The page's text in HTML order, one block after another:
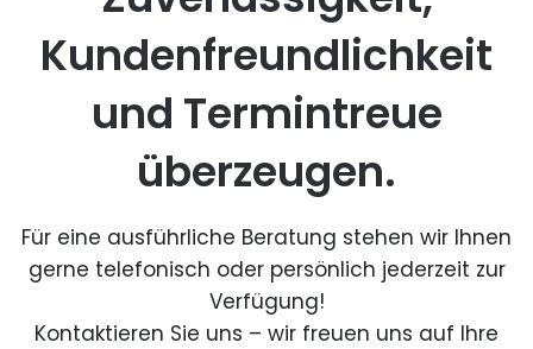
Kundenfreundlichkeit
und Termintreue
überzeugen.
Für eine ausführliche Beratung stehen wir Ihnen
gerne telefonisch oder persönlich jederzeit zur
Verfügung!
Kontaktieren Sie uns – wir freuen uns auf Ihre